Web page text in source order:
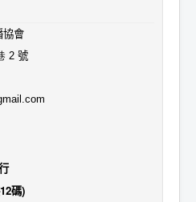
協會
2 號
碼)